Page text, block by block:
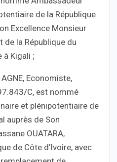
de la République
Excellence Monsieur
de la République du
à Kigali ;
Economiste,
C, est nommé
et plénipotentiaire de
auprès de Son
OUATARA,
de Côte d’Ivoire, avec